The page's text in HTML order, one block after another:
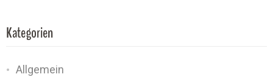
Kategorien
Allgemein